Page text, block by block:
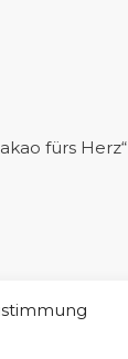
fürs Herz“